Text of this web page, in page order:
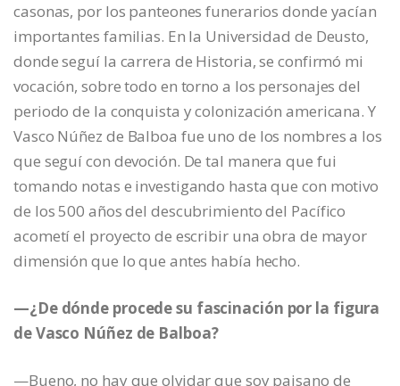
casonas, por los panteones funerarios donde yacían
importantes familias. En la Universidad de Deusto,
donde seguí la carrera de Historia, se confirmó mi
vocación, sobre todo en torno a los personajes del
periodo de la conquista y colonización americana. Y
Vasco Núñez de Balboa fue uno de los nombres a los
que seguí con devoción. De tal manera que fui
tomando notas e investigando hasta que con motivo
de los 500 años del descubrimiento del Pacífico
acometí el proyecto de escribir una obra de mayor
dimensión que lo que antes había hecho.
—¿De dónde procede su fascinación por la figura
de Vasco Núñez de Balboa?
—Bueno, no hay que olvidar que soy paisano de